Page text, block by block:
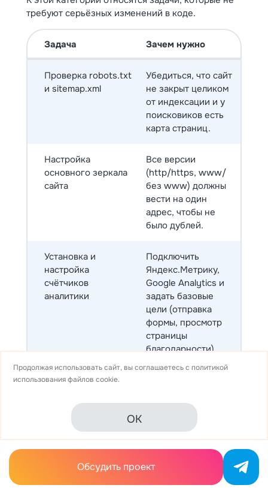
требуют серьёзных изменений в коде.
Задача Зачем нужно
Проверка robots.txt
и sitemap.xml
Убедиться, что сайт
не закрыт целиком
от индексации и у
поисковиков есть
карта страниц.
Настройка
основного зеркала
сайта
Все версии
(http/https, www/
без www) должны
вести на один
адрес, чтобы не
было дублей.
Установка и
настройка
счётчиков
аналитики
Подключить
Яндекс.Метрику,
Google Analytics и
задать базовые
цели (отправка
формы, просмотр
страницы
благодарности).
SSL-сертификат
исключить
контент, чтобы
повысить доверие
поисковых систем.
Обсудить проект
Продолжая использовать сайт, вы соглашаетесь с политикой
использованияфайлов cookie.
OK